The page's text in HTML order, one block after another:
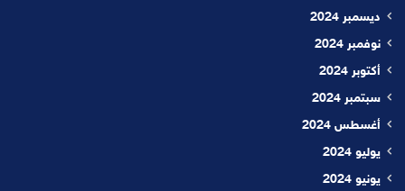
ديسمبر 2024
نوفمبر 2024
أكتوبر 2024
سبتمبر 2024
أغسطس 2024
يوليو 2024
يونيو 2024